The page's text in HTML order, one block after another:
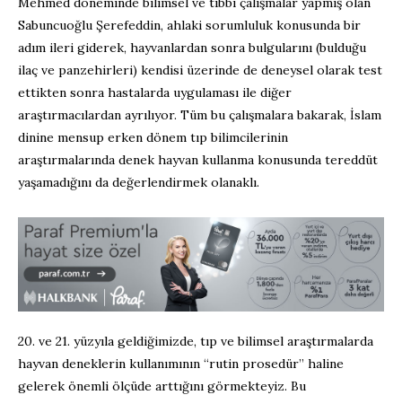
Sabuncuoğlu Şerefeddin, ahlaki sorumluluk konusunda bir
adım ileri giderek, hayvanlardan sonra bulgularını (bulduğu
ilaç ve panzehirleri) kendisi üzerinde de deneysel olarak test
ettikten sonra hastalarda uygulaması ile diğer
araştırmacılardan ayrılıyor. Tüm bu çalışmalara bakarak, İslam
dinine mensup erken dönem tıp bilimcilerinin
araştırmalarında denek hayvan kullanma konusunda tereddüt
yaşamadığını da değerlendirmek olanaklı.
20. ve 21. yüzyıla geldiğimizde, tıp ve bilimsel araştırmalarda
hayvan deneklerin kullanımının “rutin prosedür” haline
gelerek önemli ölçüde arttığını görmekteyiz. Bu